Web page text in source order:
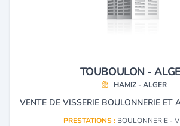
TOUBOULON -
HAMIZ - ALGER
PRESTATIONS : BOULONNERIE -